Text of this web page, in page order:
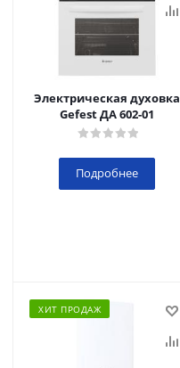
Электрическая духовка
Gefest ДА 602-01
Подробнее
ХИТ ПРОДАЖ